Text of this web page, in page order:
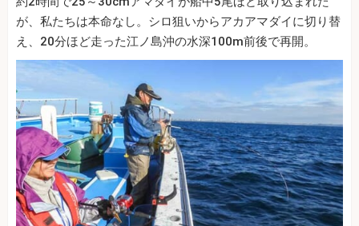
が、私たちは本命なし。シロ狙いからアカアマダイに切り替
え、20分ほど走った江ノ島沖の水深100m前後で再開。